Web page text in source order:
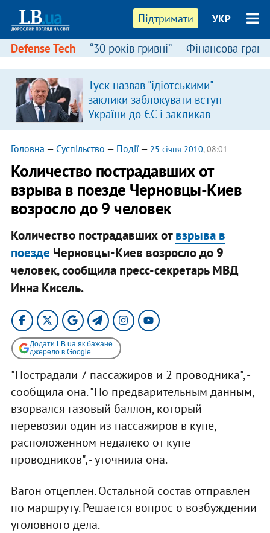
Підтримати УКР
Defense Tech “30 років гривні” Фінансова
Туск назвав "ідіотськими"
заклики заблокувати вступ
України до ЄС і закликав
припинити антиукраїнську
риторику
Головна — Суспільство — Події— 25 січня 2010, 08:01
Количество пострадавших от
взрыва в поезде Черновцы-Киев
возросло до 9 человек
Количество пострадавших отвзрыва в
поезде Черновцы-Киев возросло до 9
человек, сообщила пресс-секретарь МВД
Инна Кисель.
Додати LB.ua як бажане
джерело в Google
"Пострадали 7 пассажиров и 2 проводника", -
сообщила она. "По предварительным данным,
взорвался газовый баллон, который
перевозил один из пассажиров в купе,
расположенном недалеко от купе
проводников", - уточнила она.
Вагон отцеплен. Остальной состав отправлен
по маршруту. Решается вопрос о возбуждении
уголовного дела.